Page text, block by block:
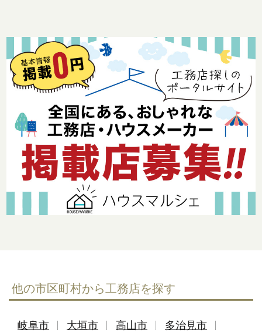
他の市区町村から工務店を探す
岐阜市 大垣市 高山市
多治見市